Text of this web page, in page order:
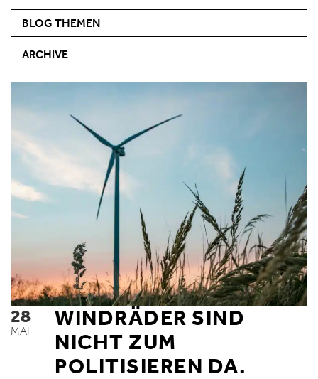
BLOG THEMEN
ARCHIVE
28
MAI
WINDRÄDER SIND
NICHT ZUM
POLITISIEREN DA.